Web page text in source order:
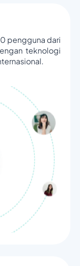
pengguna dari
teknologi